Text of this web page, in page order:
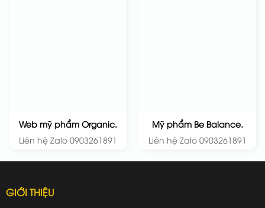
Web mỹ phẩm Organic.
Liên hệ Zalo 0903261891
Mỹ phẩm Be Balance.
Liên hệ Zalo 0903261891
GIỚI THIỆU